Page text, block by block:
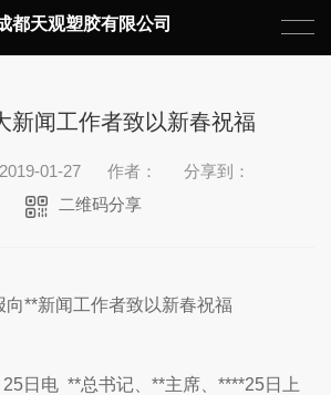
都天观塑胶有限公司
新闻工作者致以新春祝福
01-27 作者：
分享到：
二维码分享
向**新闻工作者致以新春祝福
日电 **总书记、**主席、****25日上